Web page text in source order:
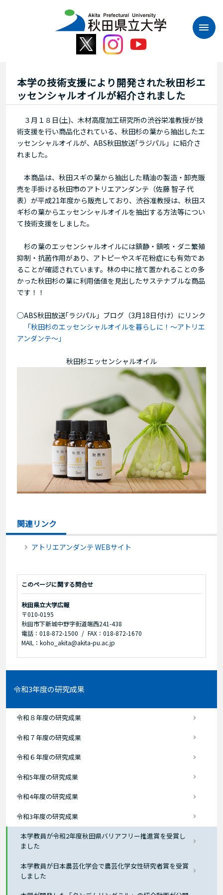
本学の技術支援により開発された秋田杉エ
ッセンシャルオイルが紹介されました
３月１８日(土)、木材高度加工研究所の渋谷栄准教授が技
術支援を行い商品化されている、秋田杉の葉から抽出したエ
ッセンシャルオイルが、ABS秋田放送｢ラジパル」に紹介さ
れました。
本商品は、秋田スギの葉から抽出した精油の製造・卸売販
売を手掛ける秋田市のアトリエアンダンテ（佐藤 智子 代
表）が平成21年度から販売しており、渋谷准教授は、秋田ス
ギ杉の葉からエッセンシャルオイルを抽出する方法等につい
て技術支援をしました。
杉の葉のエッセンシャルオイルには鎮静・鎮咳・ダニ繁殖
抑制・抗菌作用があり、アトピーやスギ花粉症にも有効であ
ることが確認されています。林の中に捨て置かれることの多
かった秋田杉の葉に利用価値を見出したサステナブルな商品
です！！
◯ABS秋田放送｢ラジパル」ブログ（3月18日付け）にリンク
「秋田杉のエッセンシャルオイルを暮らしに！～アトリエ
アンダンテ～」
秋田杉エッセンシャルオイル
関連リンク
アトリエアンダンテ WEBサイト
このページに関する問合せ
秋田県立大学広報
〒010-0195
秋田市下新城中野字街道端西241-438
電話：018-872-1500
FAX：018-872-1670
MAIL：koho_akita@akita-pu.ac.jp
令和3年度の研究成果
令和８年度の研究成果
令和７年度の研究成果
令和６年度の研究成果
令和5年度の研究成果
令和4年度の研究成果
令和3年度の研究成果
本学教員が令和2年度秋田県バリアフリー推進賞を受賞し
ました
本学教員が日本農芸化学会で農芸化学女性研究者賞を受賞
しました